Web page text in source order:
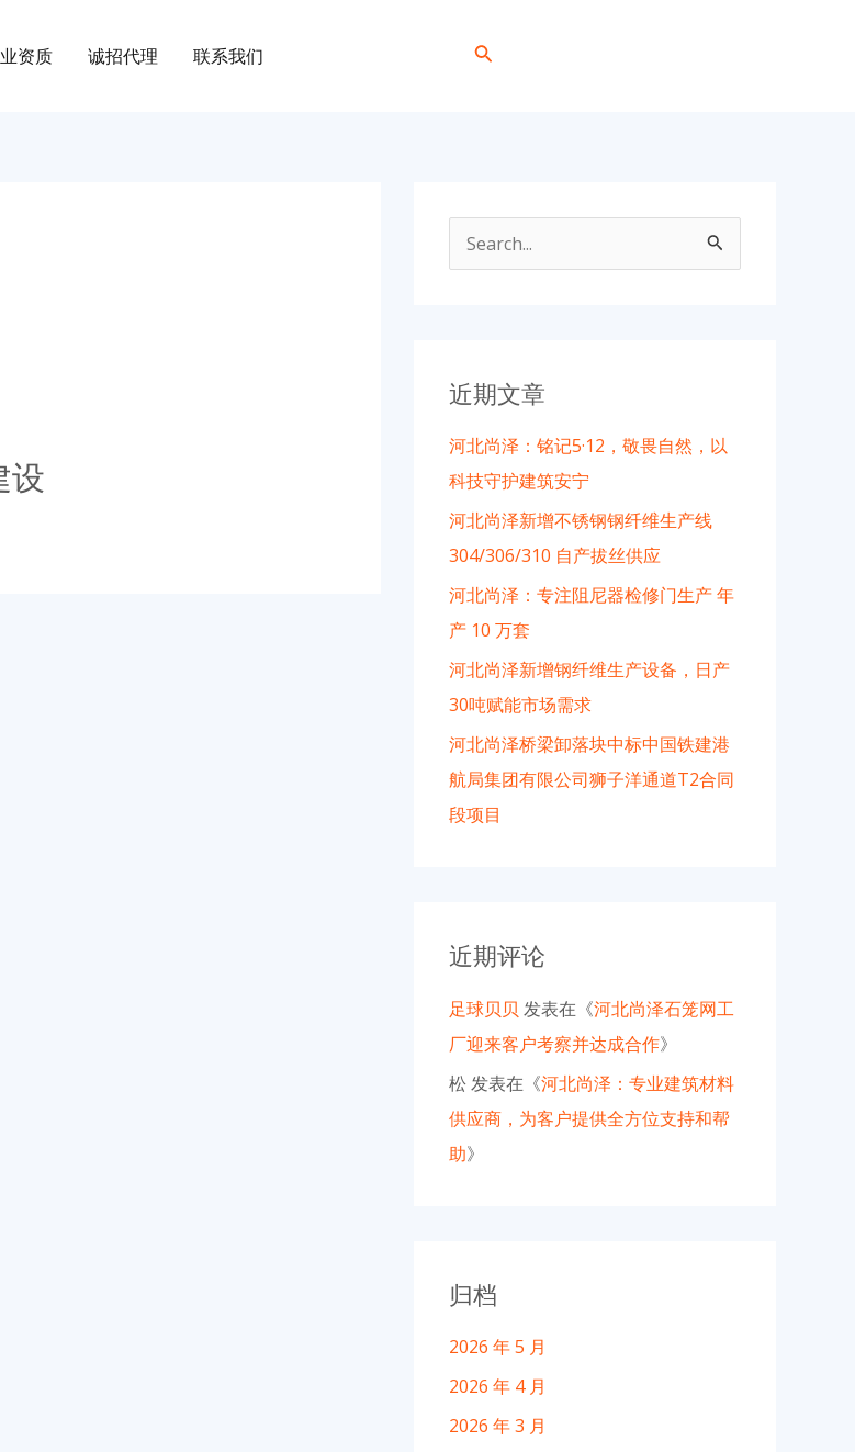
资质 诚招代理 联系我们
搜
设
近期文章
河北尚泽：铭记5·12，敬畏自然，以
科技守护建筑安宁
河北尚泽新增不锈钢钢纤维生产线
304/306/310 自产拔丝供应
河北尚泽：专注阻尼器检修门生产 年
产 10 万套
河北尚泽新增钢纤维生产设备，日产
30吨赋能市场需求
河北尚泽桥梁卸落块中标中国铁建港
航局集团有限公司狮子洋通道T2合同
段项目
近期评论
足球贝贝 发表在《河北尚泽石笼网工
厂迎来客户考察并达成合作》
松发表在《河北尚泽：专业建筑材料
供应商，为客户提供全方位支持和帮
助》
归档
2026 年 5 月
2026 年 4 月
2026 年 3 月